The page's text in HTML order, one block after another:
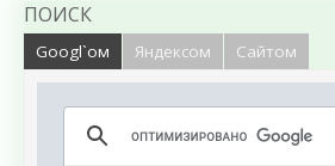
ПОИСК
Googl`ом Яндексом Сайтом